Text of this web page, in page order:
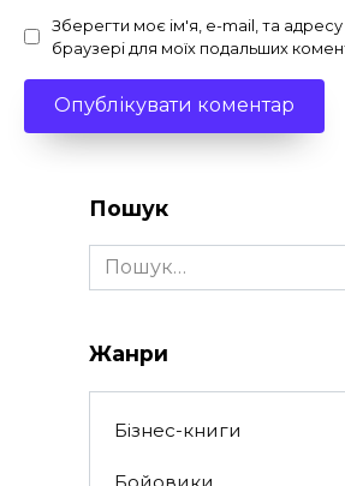
Зберегти моє ім'я, e-mail, та
браузері для моїх подальших
Пошук
Search
for:
Жанри
Бізнес-книги